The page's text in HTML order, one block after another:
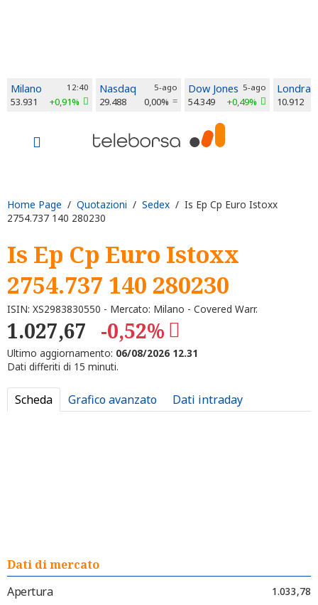
Milano 12:40
53.931 +0,91%
Nasdaq 5-ago
29.488 0,00%
Dow Jones 5-ago
54.349 +0,49%
Londra
10.912
Home Page / Quotazioni / Sedex / Is Ep Cp Euro Istoxx
2754.737 140 280230
Is Ep Cp Euro Istoxx
2754.737 140 280230
ISIN: XS2983830550 - Mercato: Milano - Covered Warr.
1.027,67 -0,52%
Ultimo aggiornamento: 06/08/2026 12.31
Dati differiti di 15 minuti.
Scheda Grafico avanzato Dati intraday
Dati di mercato
Apertura
1.033,78